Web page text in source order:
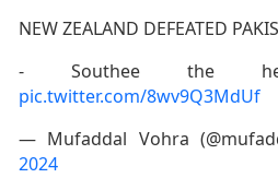
NEW ZEALAND DEFEATED
- Southee the
pic.twitter.com/8wv9Q3MdUf
— Mufaddal Vohra
2024